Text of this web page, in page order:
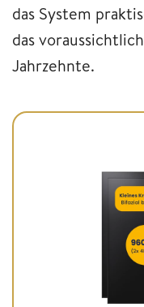
das System
das
Jahrzehnte.